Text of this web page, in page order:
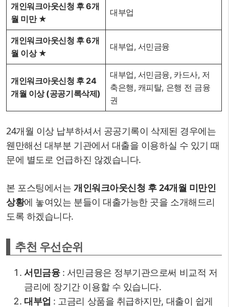
개인워크아웃신청 후 6개
월 미만 ★
대부업
개인워크아웃신청 후 6개
월 이상 ★
대부업, 서민금융
개인워크아웃신청 후 24
개월 이상 (공공기록삭제)
대부업, 서민금융, 카드사, 저
축은행, 캐피탈, 은행 전 금융
권
24개월 이상 납부하셔서 공공기록이 삭제된 경우에는
웬만해선 대부분 기관에서 대출을 이용하실 수 있기 때
문에 별도로 언급하진 않겠습니다.
본 포스팅에서는 개인워크아웃신청 후 24개월 미만인
상황에 놓여있는 분들이 대출가능한 곳을 소개해드리
도록 하겠습니다.
추천 우선순위
서민금융: 서민금융은 정부기관으로써 비교적 저
금리에 장기간 이용할 수 있습니다.
대부업 : 고금리 상품을 취급하지만, 대출이 쉽게